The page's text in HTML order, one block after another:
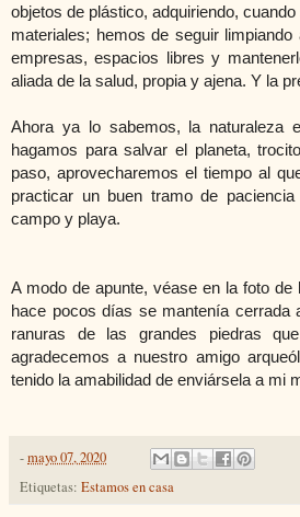
objetos de plástico, adquiriendo,
materiales; hemos de seguir
empresas, espacios libres y
aliada de la salud, propia y ajena. Y la
Ahora ya lo sabemos, la naturaleza
hagamos para salvar el planeta,
paso, aprovecharemos el tiempo al
practicar un buen tramo de
campo y playa.
A modo de apunte, véase en la foto
hace pocos días se mantenía cerrada
ranuras de las grandes piedras
agradecemos a nuestro amigo
tenido la amabilidad de enviársela a mi
-mayo 07, 2020
Etiquetas: Estamos en casa